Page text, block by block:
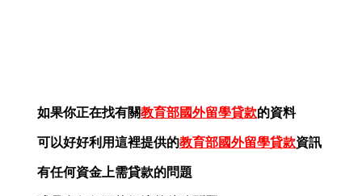
如果你正在找有關教育部國外留學貸款的資料
可以好好利用這裡提供的教育部國外留學貸款資訊
有任何資金上需貸款的問題